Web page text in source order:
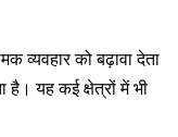
व्यवहार को बढ़ावा देता
यह कई क्षेत्रों में भी